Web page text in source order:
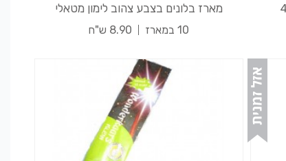
מארז בלונים בצבע צהוב לימון מטאלי
10 במארז 8.90 ש"ח